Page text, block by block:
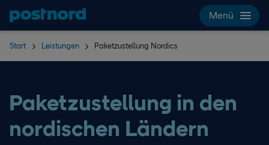
Hoppa över navigering och sök
Menü
Start Leistungen Paketzustellung Nordics
Paketzustellung in den
nordischen Ländern